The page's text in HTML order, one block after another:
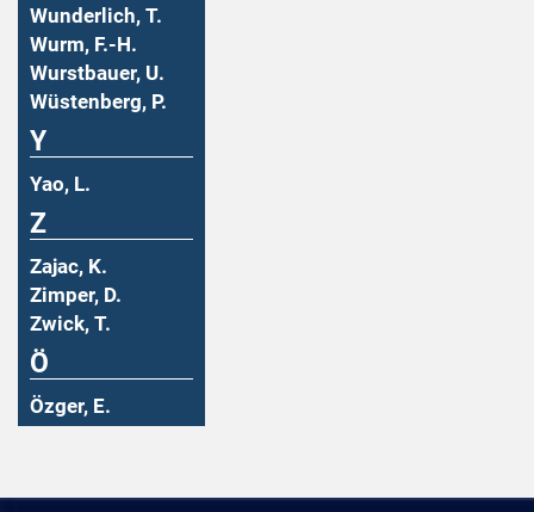
Wunderlich, T.
Wurm, F.-H.
Wurstbauer, U.
Wüstenberg, P.
Y
Yao, L.
Z
Zajac, K.
Zimper, D.
Zwick, T.
Ö
Özger, E.